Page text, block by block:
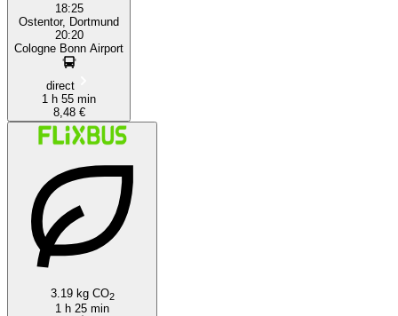
18:25
Ostentor, Dortmund
20:20
Cologne Bonn Airport
direct
1 h 55 min
8,48 €
3.19 kg CO2
1 h 25 min